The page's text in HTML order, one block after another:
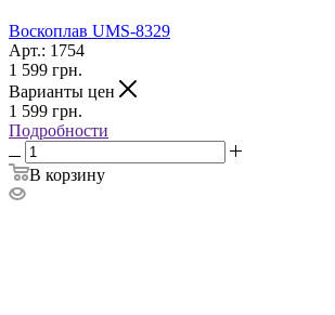
Воскоплав UMS-8329
Арт.: 1754
1 599 грн.
Варианты цен
1 599 грн.
Подробности
В корзину